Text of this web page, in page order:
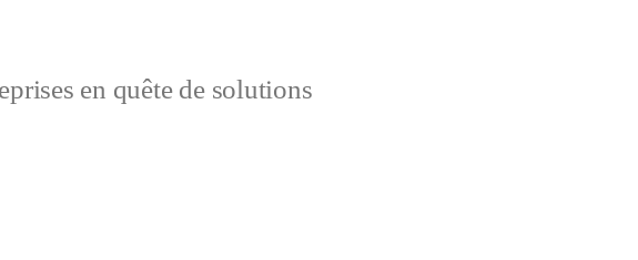
en quête de solutions